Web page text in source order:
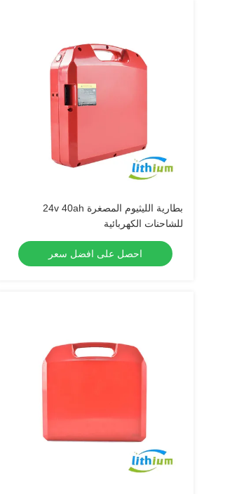
بطارية الليثيوم المصغرة 24v 40ah
للشاحنات الكهربائية
احصل على افضل سعر